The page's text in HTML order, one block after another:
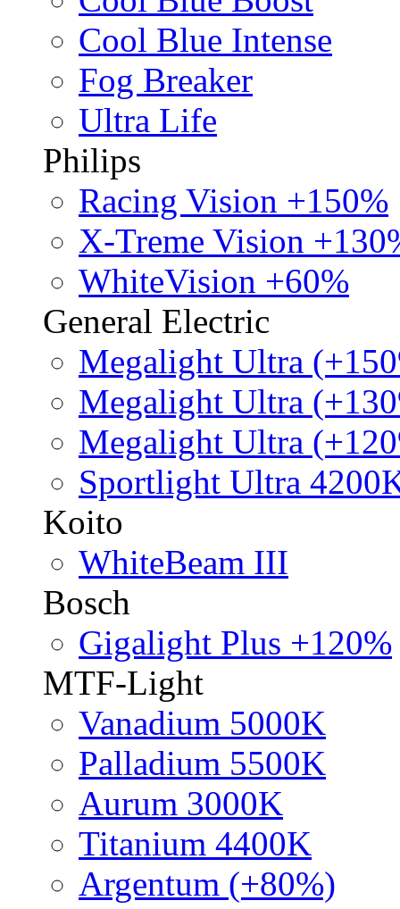
Cool Blue Intense
Fog Breaker
Ultra Life
Philips
Racing Vision +150%
X-Treme Vision
WhiteVision +60%
General Electric
Megalight Ultra
Megalight Ultra
Megalight Ultra
Sportlight Ultra
Koito
WhiteBeam III
Bosch
Gigalight Plus +120%
MTF-Light
Vanadium 5000K
Palladium 5500K
Aurum 3000K
Titanium 4400K
Argentum (+80%)